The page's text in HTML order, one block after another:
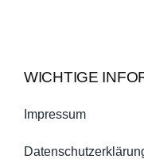
WICHTIGE
Impressum